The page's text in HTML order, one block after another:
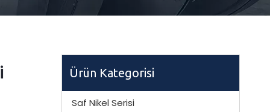
Ürün Kategorisi
Saf Nikel Serisi